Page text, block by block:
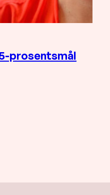
prosentsmål